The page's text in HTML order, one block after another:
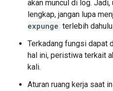
akan muncul di log.
lengkap, jangan lupa
expunge terlebih dahulu.
Terkadang fungsi dapat
hal ini, peristiwa terkait
kali.
Aturan ruang kerja saat